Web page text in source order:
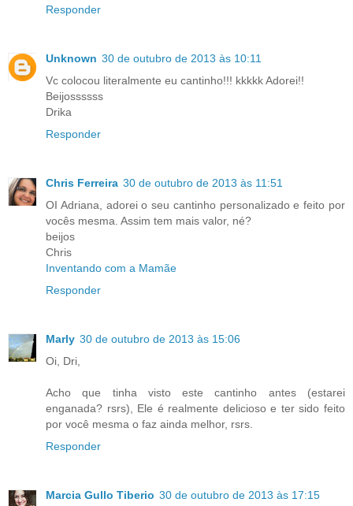
Responder
Unknown 30 de outubro de 2013 às 10:11
Vc colocou literalmente eu cantinho!!! kkkkk Adorei!!
Beijossssss
Drika
Responder
Chris Ferreira 30 de outubro de 2013 às 11:51
OI Adriana, adorei o seu cantinho personalizado e feito por
vocês mesma. Assim tem mais valor, né?
beijos
Chris
Inventando com a Mamãe
Responder
Marly 30 de outubro de 2013 às 15:06
Oi, Dri,
Acho que tinha visto este cantinho antes (estarei
enganada? rsrs), Ele é realmente delicioso e ter sido feito
por você mesma o faz ainda melhor, rsrs.
Responder
Marcia Gullo Tiberio 30 de outubro de 2013 às 17:15